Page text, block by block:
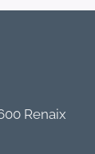
Renaix